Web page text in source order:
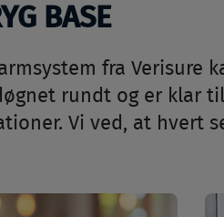
BASE
fra Verisure
rundt og er klar
Vi ved, at hvert